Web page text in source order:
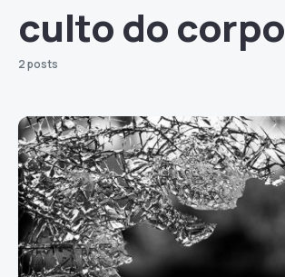
culto do corpo
2 posts